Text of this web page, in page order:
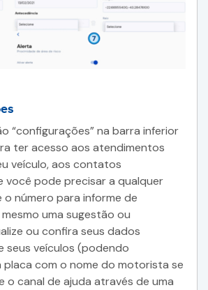
“configurações” na barra inferior
ter acesso aos atendimentos
veículo, aos contatos
você pode precisar a qualquer
número para informe de
uma sugestão ou
ou confira seus dados
seus veículos (podendo
placa com o nome do motorista se
o canal de ajuda através de uma